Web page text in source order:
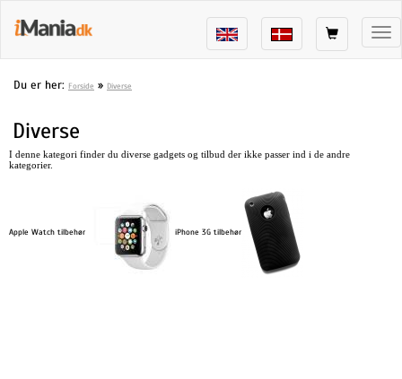
Du er her: Forside » Diverse
Diverse
I denne kategori finder du diverse gadgets og tilbud der ikke passer ind i de andre
kategorier.
Apple Watch tilbehør iPhone 3G tilbehør